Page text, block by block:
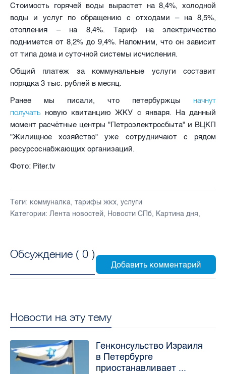
Стоимость горячей воды вырастет на 8,4%, холодной
воды и услуг по обращению с отходами – на 8,5%,
отопления – на 8,4%. Тариф на электричество
поднимется от 8,2% до 9,4%. Напомним, что он зависит
от типа дома и суточной системы исчисления.
Общий платеж за коммунальные услуги составит
порядка 3 тыс. рублей в месяц.
Ранее мы писали, что петербуржцы начнут
получать новую квитанцию ЖКУ с января. На данный
момент расчётные центры "Петроэлектросбыта" и ВЦКП
"Жилищное хозяйство" уже сотрудничают с рядом
ресурсоснабжающих организаций.
Фото: Piter.tv
Теги: коммуналка, тарифы жкх, услуги
Категории: Лента новостей, Новости СПб, Картина дня,
Обсуждение ( 0 )
Новости на эту тему
Генконсульство Израиля
в Петербурге
приостанавливает ...